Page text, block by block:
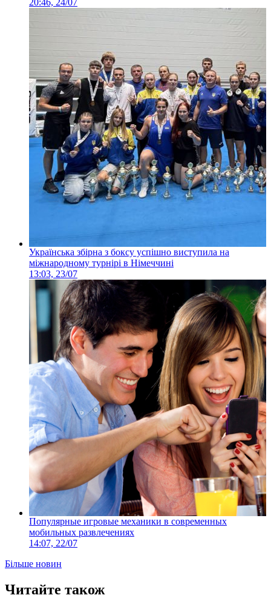
20:46, 24/07
Українська збірна з боксу успішно виступила на
міжнародному турнірі в Німеччині
13:03, 23/07
Популярные игровые механики в современных
мобильных развлечениях
14:07, 22/07
Більше новин
Читайте також